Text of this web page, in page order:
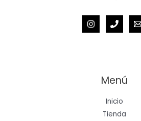
Menú
Inicio
Tienda